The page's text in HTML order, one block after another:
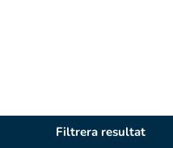
Filtrera resultat